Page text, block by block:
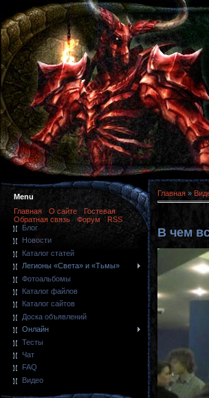
Menu
Главная
О сайте
Гостевая
Обратная связь
Форум
RSS
Блог
Новости
Каталог статей
Легионы «Света» и «Тьмы»
Фотоальбомы
Каталог файлов
Каталог сайтов
Доска объявлений
Онлайн
Тесты
Чат
FAQ
Видео
Главная »
В чем